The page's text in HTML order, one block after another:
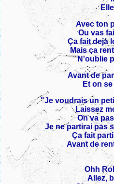
Avec ton
Ou vas
Ça fait dejà
Mais ça
N'oublie
Avant de
Et on
"Je voudrais un
Laissez
On va
Je ne partirai pas
Ça fait
Avant de
Ohh
Allez,